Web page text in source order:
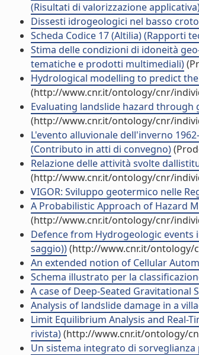
(Risultati di valorizzazione
Dissesti idrogeologici nel basso
Scheda Codice 17 (Altilia) (Rapporti
Stima delle condizioni di idoneità
tematiche e prodotti multimediali)
Hydrological modelling to predict
(http://www.cnr.it/ontology/cnr/
Evaluating landslide hazard
(http://www.cnr.it/ontology/cnr/
L'evento alluvionale dell'inverno
(Contributo in atti di convegno)
Relazione delle attività svolte
(http://www.cnr.it/ontology/cnr/
VIGOR: Sviluppo geotermico nelle
A Probabilistic Approach of Hazard
(http://www.cnr.it/ontology/cnr/
Defence from Hydrogeologic events
saggio))(http://www.cnr.it/ontology/
An extended notion of Cellular
Schema illustrato per la
A case of Deep-Seated
Analysis of landslide damage in a
Limit Equilibrium Analysis and Real-
rivista)(http://www.cnr.it/ontology/
Un sistema integrato di